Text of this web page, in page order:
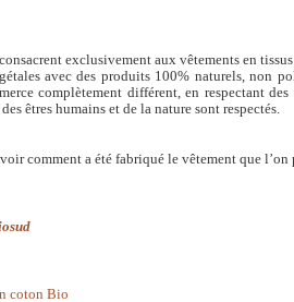
exclusivement aux vêtements en
avec des produits 100% naturels, non
complètement différent, en respectant des
êtres humains et de la nature sont respectés.
comment a été fabriqué le vêtement que l’on